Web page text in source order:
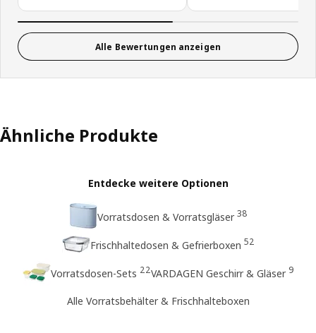
Alle Bewertungen anzeigen
Ähnliche Produkte
Entdecke weitere Optionen
Vorratsdosen & Vorratsgläser 38
Frischhaltedosen & Gefrierboxen 52
Vorratsdosen-Sets 22VARDAGEN Geschirr & Gläser 9
Alle Vorratsbehälter & Frischhalteboxen